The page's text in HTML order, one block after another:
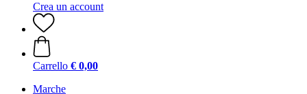
Crea un account
Carrello € 0,00
Marche